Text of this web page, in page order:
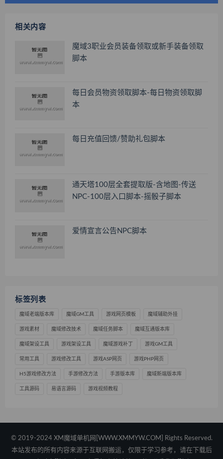
相关内容
魔域3职业会员装备领取或新手装备领取
脚本
每日会员物资领取脚本-每日物资领取脚
本
每日充值回馈/赞助礼包脚本
通天塔100层全套提取版-含地图-传送
NPC-100层入口脚本-摇骰子脚本
爱情宣言公告NPC脚本
标签列表
魔域老端版本库 魔域GM工具 游戏网页模板 魔域辅助外挂
游戏素材 魔域修改技术 魔域任务脚本 魔域互通版本库
魔域架设工具 游戏架设工具 魔域游戏补丁 游戏GM工具
常用工具 游戏修改工具 游戏ASP网页 游戏PHP网页
H5游戏修改方法 手游修改方法 手游版本库 魔域新端版本库
工具源码 易语言源码 游戏视频教程
© 2019-2024 XM魔域单机网[WWW.XMMYW.COM] Rights Reserved.
本站发布的所有内容来源于互联网搬运，仅限于学习参考，请在下载后